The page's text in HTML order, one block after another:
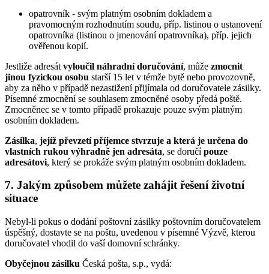
opatrovník - svým platným osobním dokladem a
pravomocným rozhodnutím soudu, příp. listinou o ustanovení
opatrovníka (listinou o jmenování opatrovníka), příp. jejich
ověřenou kopií.
Jestliže adresát vyloučil náhradní doručování, může zmocnit
jinou fyzickou osobu starší 15 let v témže bytě nebo provozovně,
aby za něho v případě nezastižení přijímala od doručovatele zásilky.
Písemné zmocnění se souhlasem zmocněné osoby předá poště.
Zmocněnec se v tomto případě prokazuje pouze svým platným
osobním dokladem.
Zásilka, jejíž převzetí příjemce stvrzuje a která je určena do
vlastních rukou výhradně jen adresáta, se doručípouze
adresátovi, který se prokáže svým platným osobním dokladem.
7. Jakým způsobem můžete zahájit řešení životní
situace
Nebyl-li pokus o dodání poštovní zásilky poštovním doručovatelem
úspěšný, dostavte se na poštu, uvedenou v písemné Výzvě, kterou
doručovatel vhodil do vaší domovní schránky.
Obyčejnou zásilku Česká pošta, s.p., vydá: